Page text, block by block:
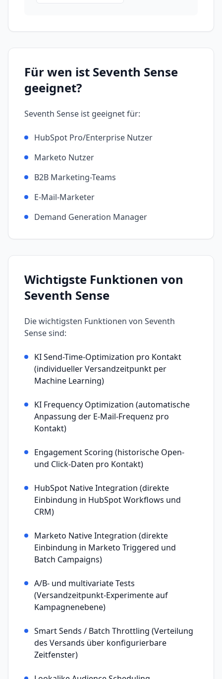
Für wen ist Seventh Sense
geeignet?
Seventh Sense ist geeignet für:
HubSpot Pro/Enterprise Nutzer
Marketo Nutzer
B2B Marketing-Teams
E-Mail-Marketer
Demand Generation Manager
Wichtigste Funktionen von
Seventh Sense
Die wichtigsten Funktionen von Seventh
Sensesind:
KI Send-Time-Optimization pro Kontakt
(individueller Versandzeitpunkt per
Machine Learning)
KI Frequency Optimization (automatische
Anpassung der E-Mail-Frequenz pro
Kontakt)
Engagement Scoring (historische Open-
und Click-Daten pro Kontakt)
HubSpot Native Integration (direkte
Einbindung in HubSpot Workflows und
CRM)
Marketo Native Integration (direkte
Einbindung in Marketo Triggered und
Batch Campaigns)
A/B- und multivariate Tests
(Versandzeitpunkt-Experimente auf
Kampagnenebene)
Smart Sends / Batch Throttling (Verteilung
des Versands über konfigurierbare
Zeitfenster)